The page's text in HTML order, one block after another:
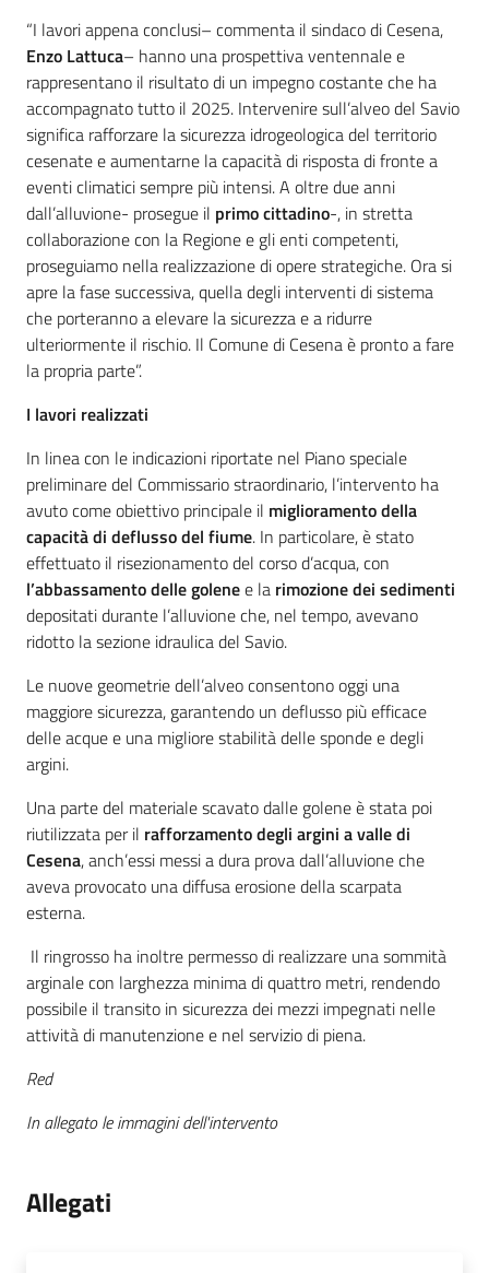
“I lavori appena conclusi– commenta il sindaco di Cesena,
Enzo Lattuca– hanno una prospettiva ventennale e
rappresentano il risultato di un impegno costante che ha
accompagnato tutto il 2025. Intervenire sull’alveo del Savio
significa rafforzare la sicurezza idrogeologica del territorio
cesenate e aumentarne la capacità di risposta di fronte a
eventi climatici sempre più intensi. A oltre due anni
dall’alluvione- prosegue il primo cittadino-, in stretta
collaborazione con la Regione e gli enti competenti,
proseguiamo nella realizzazione di opere strategiche. Ora si
apre la fase successiva, quella degli interventi di sistema
che porteranno a elevare la sicurezza e a ridurre
ulteriormente il rischio. Il Comune di Cesena è pronto a fare
la propria parte”.
I lavori realizzati
In linea con le indicazioni riportate nel Piano speciale
preliminare del Commissario straordinario, l’intervento ha
avuto come obiettivo principale il miglioramento della
capacità di deflusso del fiume. In particolare, è stato
effettuato il risezionamento del corso d’acqua, con
l’abbassamento delle golenee la rimozione dei sedimenti
depositati durante l’alluvione che, nel tempo, avevano
ridotto la sezione idraulica del Savio.
Le nuove geometrie dell’alveo consentono oggi una
maggiore sicurezza, garantendo un deflusso più efficace
delle acque e una migliore stabilità delle sponde e degli
argini.
Una parte del materiale scavato dalle golene è stata poi
riutilizzata per il rafforzamento degli argini a valle di
Cesena, anch’essi messi a dura prova dall’alluvione che
aveva provocato una diffusa erosione della scarpata
esterna.
Il ringrosso ha inoltre permesso di realizzare una sommità
arginale con larghezza minima di quattro metri, rendendo
possibile il transito in sicurezza dei mezzi impegnati nelle
attività di manutenzione e nel servizio di piena.
Red
In allegato le immagini dell'intervento
Allegati